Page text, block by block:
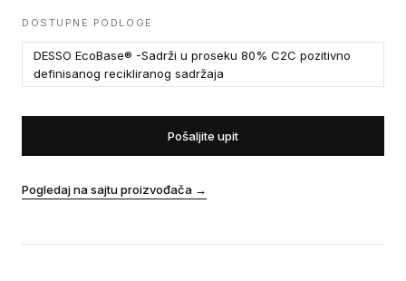
DOSTUPNE PODLOGE
DESSO EcoBase® -Sadrži u proseku 80% C2C pozitivno
definisanog recikliranog sadržaja
Pošaljite upit
Pogledaj na sajtu proizvođača →